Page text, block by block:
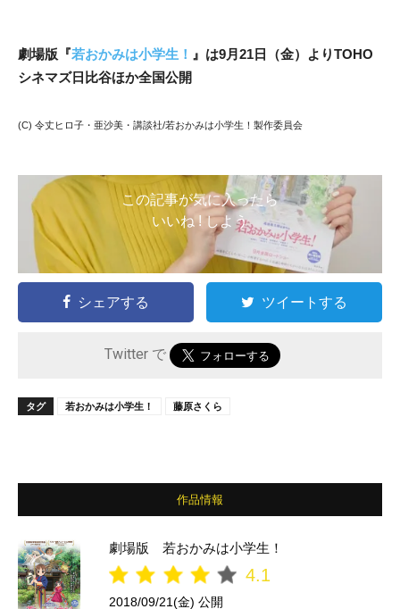
劇場版『若おかみは小学生！ 』は9月21日（金）よりTOHO
シネマズ日比谷ほか全国公開
(C) 令丈ヒロ子・亜沙美・講談社/若おかみは小学生！製作委員会
この記事が気に入ったら
いいね ! しよう
シェアする ツイートする
Twitter で
タグ 若おかみは小学生！ 藤原さくら
作品情報
劇場版 若おかみは小学生！
4.1
2018/09/21(金) 公開